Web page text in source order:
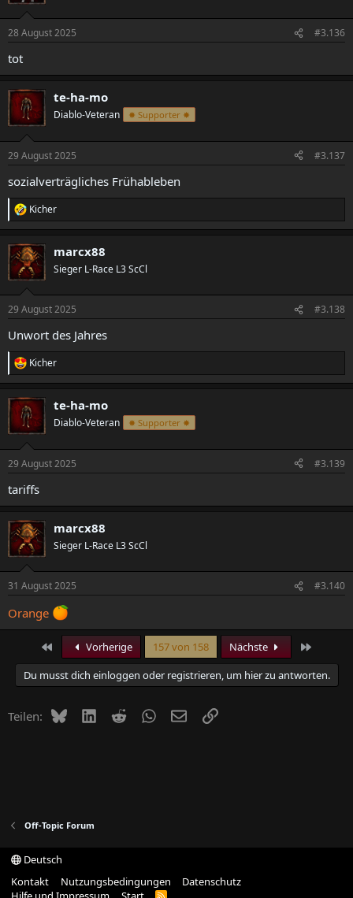
28 August 2025 #3.136
tot
te-ha-mo
Diablo-Veteran ✸ Supporter ✸
29 August 2025 #3.137
sozialverträgliches Frühableben
R
e
k
t
i
e
:
Kicher
marcx88
Sieger L-Race L3 ScCl
29 August 2025 #3.138
Unwort des Jahres
R
e
k
t
i
e
:
Kicher
te-ha-mo
Diablo-Veteran ✸ Supporter ✸
29 August 2025 #3.139
tariffs
marcx88
Sieger L-Race L3 ScCl
31 August 2025 #3.140
Orange
Erste Vorherige 157 von 158 Nächste
Du musst dich einloggen oder registrieren, um hier zu antworten.
Teilen: BlueskyLinkedIn
RedditWhatsApp
E-MailLink
Off-Topic Forum
Deutsch
Kontakt
Nutzungsbedingungen
Datenschutz
R